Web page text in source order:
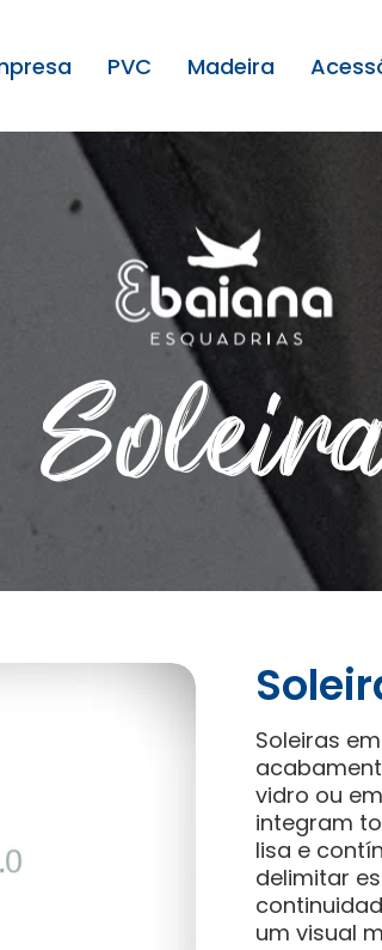
PVC
Portas
Produção PVC
Madeira
Portas
Produção Madeira
Ripados e Lambris de Madeira
Soleiras
vidro ou
integram
lisa e
delimitar
um visual